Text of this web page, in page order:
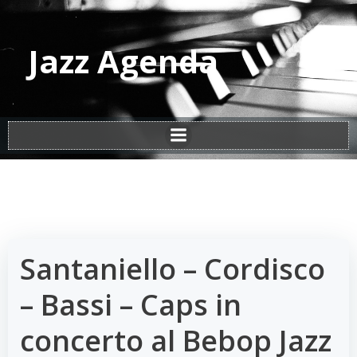
Vai
al
contenuto
Jazz Agenda
Santaniello – Cordisco
– Bassi – Caps in
concerto al Bebop Jazz